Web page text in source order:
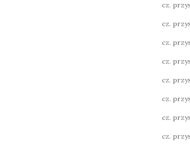
cz.
cz.
cz.
cz.
cz.
cz.
cz.
cz.